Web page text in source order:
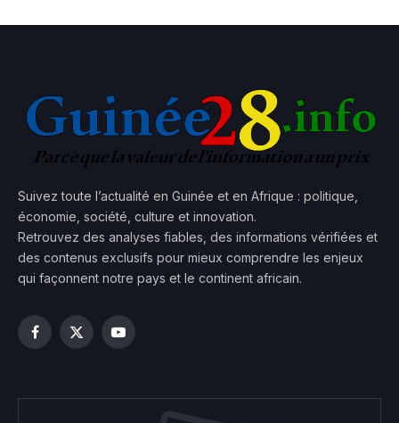
Suivez toute l’actualité en Guinée et en Afrique : politique,
économie, société, culture et innovation.
Retrouvez des analyses fiables, des informations vérifiées et
des contenus exclusifs pour mieux comprendre les enjeux
qui façonnent notre pays et le continent africain.
Facebook
X
YouTube